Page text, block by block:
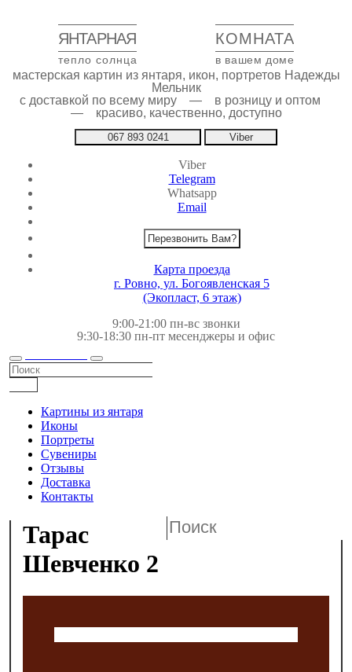
ЯНТАРНАЯ КОМНАТА
тепло солнца в вашем доме
мастерская картин из янтаря, икон, портретов Надежды
Мельник
с доставкой по всему миру — в розницу и оптом
— красиво, качественно, доступно
067 893 0241 Viber
Viber
Telegram
Whatsapp
Email
Перезвонить Вам?
Карта проезда
г. Ровно, ул. Богоявленская 5
(Экопласт, 6 этаж)
9:00-21:00 пн-вс звонки
9:30-18:30 пн-пт месенджеры и офис
Картины из янтаря
Иконы
Портреты
Сувениры
Отзывы
Доставка
Контакты
Тарас
Шевченко 2